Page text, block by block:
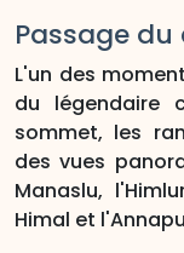
Passage du
L'un des
du légendaire
sommet, les
des vues
Manaslu,
Himal et